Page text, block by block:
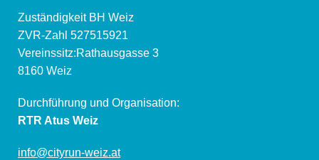
Zuständigkeit BH Weiz
ZVR-Zahl 527515921
Vereinssitz:Rathausgasse 3
8160 Weiz
Durchführung und Organisation:
RTR Atus Weiz
info@cityrun-weiz.at